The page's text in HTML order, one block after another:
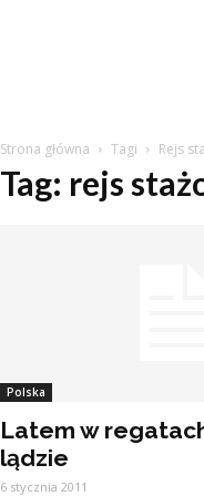
Strona główna Tagi Rejs
Tag: rejs
Polska
Latem w
lądzie
6 stycznia 2011